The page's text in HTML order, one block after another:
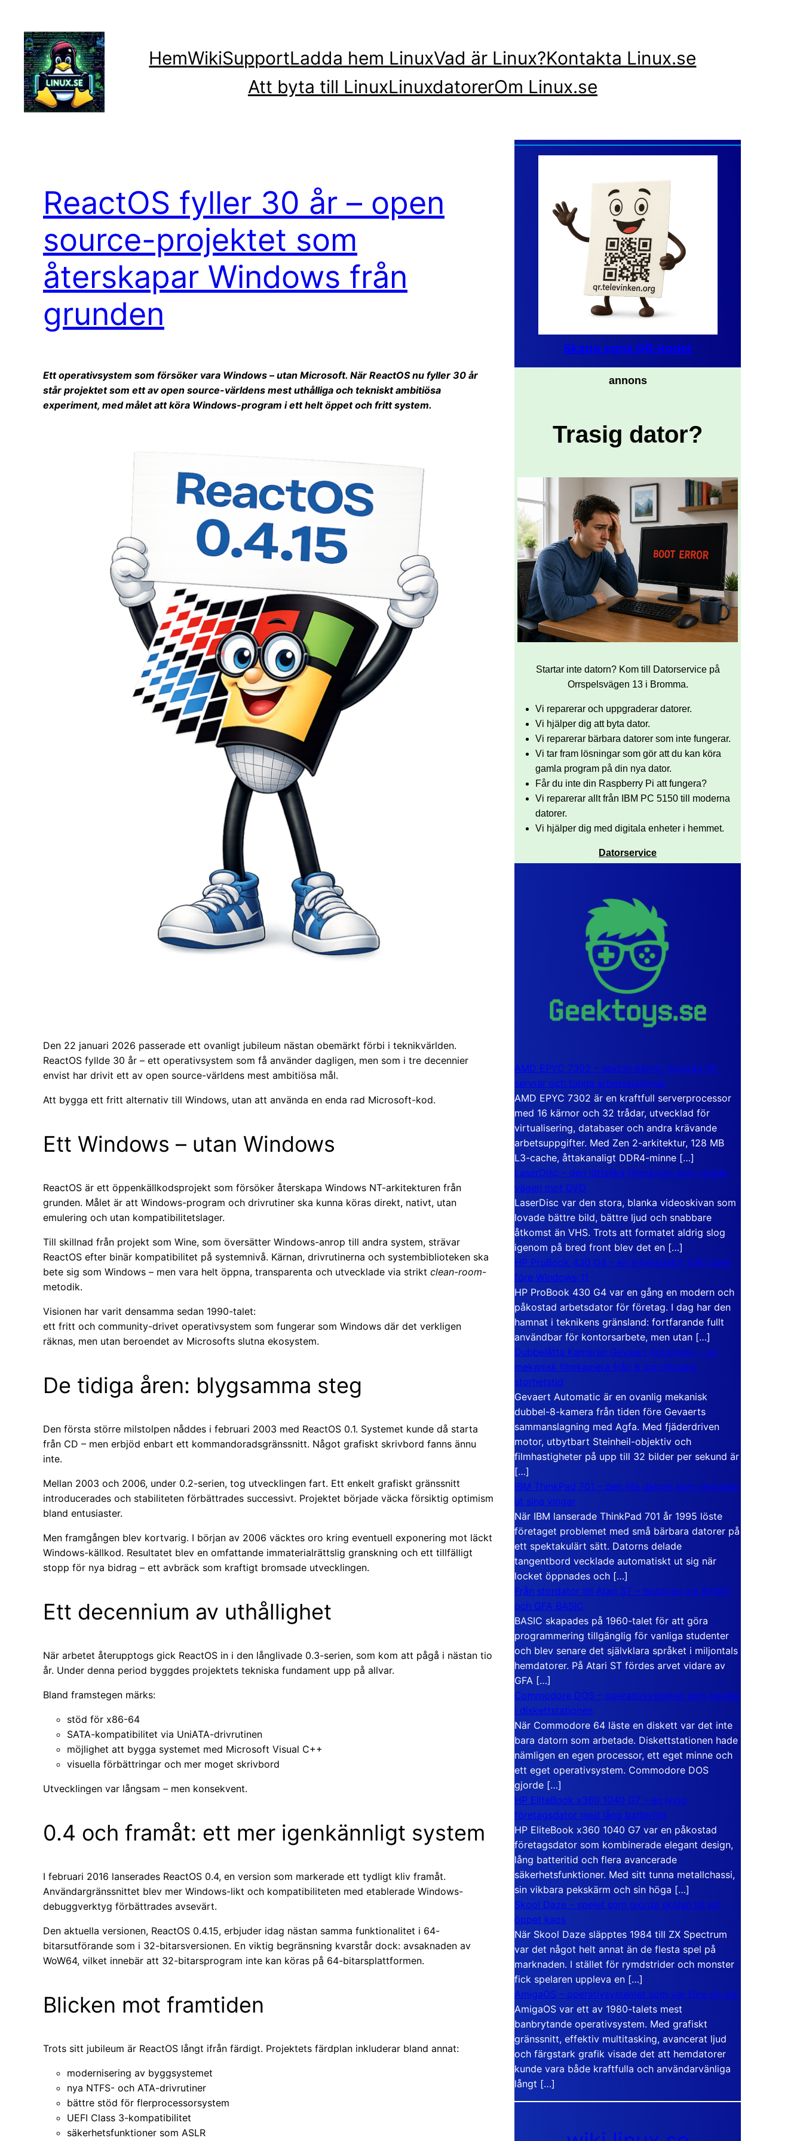
innehåll
HemWikiSupportLadda hem LinuxVad är Linux?Kontakta Linux.se
Att byta till LinuxLinuxdatorerOm Linux.se
ReactOS fyller 30 år – open
source-projektet som
återskapar Windows från
grunden
Ett operativsystem som försöker vara Windows – utan Microsoft. När ReactOS nu fyller 30 år
står projektet som ett av open source-världens mest uthålliga och tekniskt ambitiösa
experiment, med målet att köra Windows-program i ett helt öppet och fritt system.
Den 22 januari 2026 passerade ett ovanligt jubileum nästan obemärkt förbi i teknikvärlden.
ReactOS fyllde 30 år – ett operativsystem som få använder dagligen, men som i tre decennier
envist har drivit ett av open source-världens mest ambitiösa mål.
Att bygga ett fritt alternativ till Windows, utan att använda en enda rad Microsoft-kod.
Ett Windows – utan Windows
ReactOS är ett öppenkällkodsprojekt som försöker återskapa Windows NT-arkitekturen från
grunden. Målet är att Windows-program och drivrutiner ska kunna köras direkt, nativt, utan
emulering och utan kompatibilitetslager.
Till skillnad från projekt som Wine, som översätter Windows-anrop till andra system, strävar
ReactOS efter binär kompatibilitet på systemnivå. Kärnan, drivrutinerna och systembiblioteken ska
bete sig som Windows – men vara helt öppna, transparenta och utvecklade via strikt clean-room-
metodik.
Visionen har varit densamma sedan 1990-talet:
ett fritt och community-drivet operativsystem som fungerar som Windows där det verkligen
räknas, men utan beroendet av Microsofts slutna ekosystem.
De tidiga åren: blygsamma steg
Den första större milstolpen nåddes i februari 2003 med ReactOS 0.1. Systemet kunde då starta
från CD – men erbjöd enbart ett kommandoradsgränssnitt. Något grafiskt skrivbord fanns ännu
inte.
Mellan 2003 och 2006, under 0.2-serien, tog utvecklingen fart. Ett enkelt grafiskt gränssnitt
introducerades och stabiliteten förbättrades successivt. Projektet började väcka försiktig optimism
bland entusiaster.
Men framgången blev kortvarig. I början av 2006 väcktes oro kring eventuell exponering mot läckt
Windows-källkod. Resultatet blev en omfattande immaterialrättslig granskning och ett tillfälligt
stopp för nya bidrag – ett avbräck som kraftigt bromsade utvecklingen.
Ett decennium av uthållighet
När arbetet återupptogs gick ReactOS in i den långlivade 0.3-serien, som kom att pågå i nästan tio
år. Under denna period byggdes projektets tekniska fundament upp på allvar.
Bland framstegen märks:
stöd för x86-64
SATA-kompatibilitet via UniATA-drivrutinen
möjlighet att bygga systemet med Microsoft Visual C++
visuella förbättringar och mer moget skrivbord
Utvecklingen var långsam – men konsekvent.
0.4 och framåt: ett mer igenkännligt system
I februari 2016 lanserades ReactOS 0.4, en version som markerade ett tydligt kliv framåt.
Användargränssnittet blev mer Windows-likt och kompatibiliteten med etablerade Windows-
debuggverktyg förbättrades avsevärt.
Den aktuella versionen, ReactOS 0.4.15, erbjuder idag nästan samma funktionalitet i 64-
bitarsutförande som i 32-bitarsversionen. En viktig begränsning kvarstår dock: avsaknaden av
WoW64, vilket innebär att 32-bitarsprogram inte kan köras på 64-bitarsplattformen.
Blicken mot framtiden
Trots sitt jubileum är ReactOS långt ifrån färdigt. Projektets färdplan inkluderar bland annat:
modernisering av byggsystemet
nya NTFS- och ATA-drivrutiner
bättre stöd för flerprocessorsystem
UEFI Class 3-kompatibilitet
säkerhetsfunktioner som ASLR
Skapa egna QR-koder
annons
Trasig dator?
Startar inte datorn? Kom till Datorservice på
Orrspelsvägen 13 i Bromma.
Vi reparerar och uppgraderar datorer.
Vi hjälper dig att byta dator.
Vi reparerar bärbara datorer som inte fungerar.
Vi tar fram lösningar som gör att du kan köra
gamla program på din nya dator.
Får du inte din Raspberry Pi att fungera?
Vi reparerar allt från IBM PC 5150 till moderna
datorer.
Vi hjälper dig med digitala enheter i hemmet.
Datorservice
AMD EPYC 7302 – sexton kärnor byggda för
servrar och tunga arbetsstationer
AMD EPYC 7302 är en kraftfull serverprocessor
med 16 kärnor och 32 trådar, utvecklad för
virtualisering, databaser och andra krävande
arbetsuppgifter. Med Zen 2-arkitektur, 128 MB
L3-cache, åttakanaligt DDR4-minne […]
LaserDisc – den jättelika filmskivan som visade
vägen mot DVD
LaserDisc var den stora, blanka videoskivan som
lovade bättre bild, bättre ljud och snabbare
åtkomst än VHS. Trots att formatet aldrig slog
igenom på bred front blev det en […]
HP ProBook 430 G4 – en arbetsdator från tiden
före Windows 11
HP ProBook 430 G4 var en gång en modern och
påkostad arbetsdator för företag. I dag har den
hamnat i teknikens gränsland: fortfarande fullt
användbar för kontorsarbete, men utan […]
Dubbelåtta Kameran Gevaert Automatic – en
mekanisk filmkamera från 8 mm-filmens
storhetstid
Gevaert Automatic är en ovanlig mekanisk
dubbel-8-kamera från tiden före Gevaerts
sammanslagning med Agfa. Med fjäderdriven
motor, utbytbart Steinheil-objektiv och
filmhastigheter på upp till 32 bilder per sekund är
[…]
IBM ThinkPad 701 – den lilla datorn som vecklade
ut sina vingar
När IBM lanserade ThinkPad 701 år 1995 löste
företaget problemet med små bärbara datorer på
ett spektakulärt sätt. Datorns delade
tangentbord vecklade automatiskt ut sig när
locket öppnades och […]
Från stordator till Atari ST – historien om BASIC
och GFA BASIC
BASIC skapades på 1960-talet för att göra
programmering tillgänglig för vanliga studenter
och blev senare det självklara språket i miljontals
hemdatorer. På Atari ST fördes arvet vidare av
GFA […]
Commodore DOS – operativsystemet som bodde
i diskettstationen
När Commodore 64 läste en diskett var det inte
bara datorn som arbetade. Diskettstationen hade
nämligen en egen processor, ett eget minne och
ett eget operativsystem. Commodore DOS
gjorde […]
HP EliteBook x360 1040 G7 – en lyxig
företagsdator med lång batteritid
HP EliteBook x360 1040 G7 var en påkostad
företagsdator som kombinerade elegant design,
lång batteritid och flera avancerade
säkerhetsfunktioner. Med sitt tunna metallchassi,
sin vikbara pekskärm och sin höga […]
Skool Daze – spelet som gjorde skolan till ett
öppet kaos
När Skool Daze släpptes 1984 till ZX Spectrum
var det något helt annat än de flesta spel på
marknaden. I stället för rymdstrider och monster
fick spelaren uppleva en […]
AmigaOS – operativsystemet som var före sin tid
AmigaOS var ett av 1980-talets mest
banbrytande operativsystem. Med grafiskt
gränssnitt, effektiv multitasking, avancerat ljud
och färgstark grafik visade det att hemdatorer
kunde vara både kraftfulla och användarvänliga
långt […]